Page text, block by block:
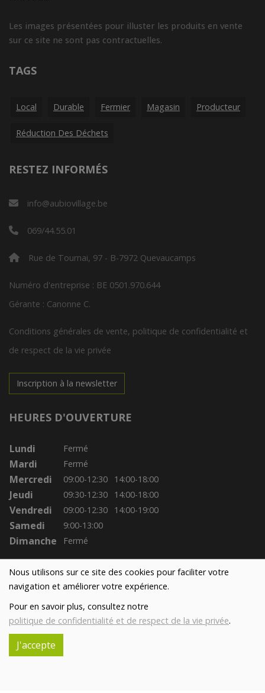
Nous utilisons sur ce site des cookies pour faciliter votre
navigation et améliorer votre expérience.
Pour en savoir plus, consultez notre
politique de confidentialité et de respect de la vie privée.
J'accepte
Les images présentées pour illuster les produits en vente
sur ce site ne sont pas contractuelles.
TAGS
Local Durable Fermier Magasin Producteur
Réduction Des Déchets
RESTEZ INFORMÉS
info@aubiovillage.be
069/44.55.01
Rue de Tournai, 97 - B-7972 Quevaucamps
Numéro d'entreprise : BE 0501.970.644
Gérante : Canonne C.
Conditions générales de vente, politique de confidentialité et
de respect de la vie privée
Inscription à la newsletter
HEURES D'OUVERTURE
Lundi Fermé
Mardi Fermé
Mercredi 09:00-12:30 14:00-18:00
Jeudi 09:30-12:30 14:00-18:00
Vendredi 09:00-12:30 14:00-19:00
Samedi 9:00-13:00
Dimanche Fermé